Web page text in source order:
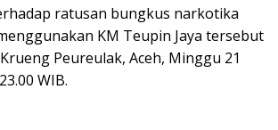
ratusan bungkus narkotika
KM Teupin Jaya tersebut
Peureulak, Aceh, Minggu 21
WIB.